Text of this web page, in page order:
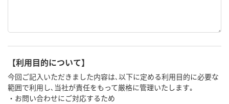
【利用目的について】
今回ご記入いただきました内容は､以下に定める利用目的に必要な
範囲で利用し､当社が責任をもって厳格に管理いたします｡
・お問い合わせにご対応するため